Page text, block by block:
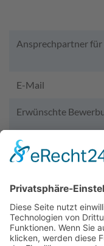
Ansprechpartner für
E-Mail
Erwünschte
um den
Wir verwenden